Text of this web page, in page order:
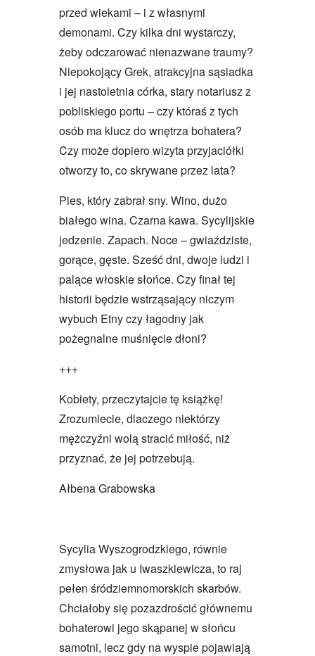
przed wiekami – i z własnymi
demonami. Czy kilka dni wystarczy,
żeby odczarować nienazwane traumy?
Niepokojący Grek, atrakcyjna sąsiadka
i jej nastoletnia córka, stary notariusz z
pobliskiego portu – czy któraś z tych
osób ma klucz do wnętrza bohatera?
Czy może dopiero wizyta przyjaciółki
otworzy to, co skrywane przez lata?
Pies, który zabrał sny. Wino, dużo
białego wina. Czarna kawa. Sycylijskie
jedzenie. Zapach. Noce – gwiaździste,
gorące, gęste. Sześć dni, dwoje ludzi i
palące włoskie słońce. Czy finał tej
historii będzie wstrząsający niczym
wybuch Etny czy łagodny jak
pożegnalne muśnięcie dłoni?
+++
Kobiety, przeczytajcie tę książkę!
Zrozumiecie, dlaczego niektórzy
mężczyźni wolą stracić miłość, niż
przyznać, że jej potrzebują.
Ałbena Grabowska
Sycylia Wyszogrodzkiego, równie
zmysłowa jak u Iwaszkiewicza, to raj
pełen śródziemnomorskich skarbów.
Chciałoby się pozazdrościć głównemu
bohaterowi jego skąpanej w słońcu
samotni, lecz gdy na wyspie pojawiają